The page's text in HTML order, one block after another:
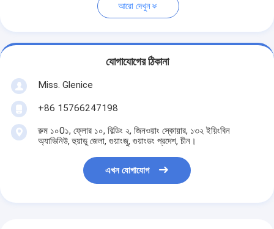
আরো দেখুন
যোগাযোগের ঠিকানা
Miss. Glenice
+86 15766247198
রুম ১০0১, ফ্লোর ১০, বিল্ডিং ২, জিনওয়াং স্কোয়ার, ১৩২ ইয়িংবিন
অ্যাভিনিউ, হুয়াডু জেলা, গুয়াংজু, গুয়াংডং প্রদেশ, চীন।
এখন যোগাযোগ